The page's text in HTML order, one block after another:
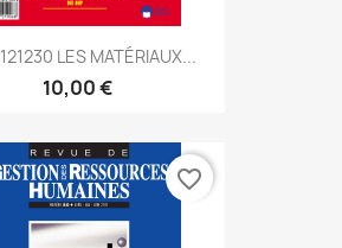
LES MATÉRIAUX...
10,00 €
favorite_border